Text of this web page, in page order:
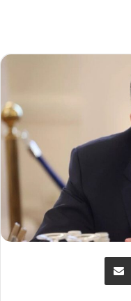
مشاركة عبر البريد